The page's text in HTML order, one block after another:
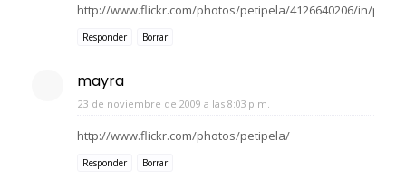
http://www.flickr.com/photos/petipela/4126640206/in/
Responder Borrar
mayra
23 de noviembre de 2009 a las 8:03 p.m.
http://www.flickr.com/photos/petipela/
Responder Borrar